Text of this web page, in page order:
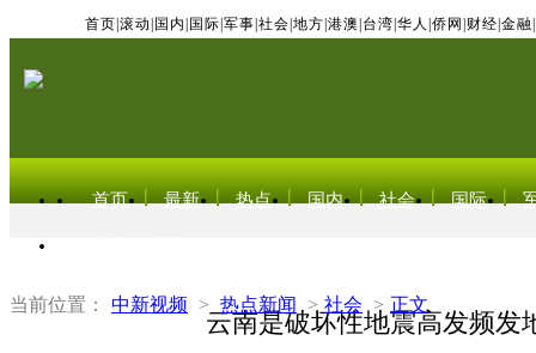
首页 滚动 国内 国际 军事 社会 地方 港澳 台湾 华人 侨网 财经 金融
首页 最新 热点 国内 社会 国际
当前位置： 中新视频 > 热点新闻 > 社会 > 正文
云南是破坏性地震高发频发